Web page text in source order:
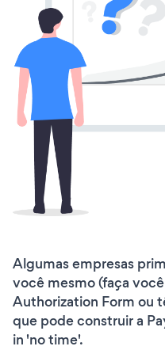
Algumas empresas
você mesmo (faça
Authorization Form ou
que pode construir a
in 'no time'.